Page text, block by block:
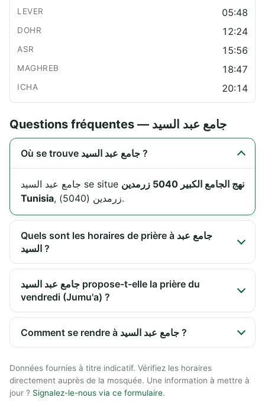
05:48
12:24
15:56
18:47
20:14
Questions fréquentes — جامع عبد السيد
Où se trouve جامع عبد السيد ?
جامع عبد السيد se situe نهج الجامع الكبير 5040 زرمدين
Tunisia
, زرمدين (5040).
Quels sont les horaires de prière à جامع عبد
السيد ?
جامع عبد السيد propose-t-elle la prière du
vendredi (Jumu'a) ?
Comment se rendre à جامع عبد السيد ?
Données fournies à titre indicatif. Vérifiez les horaires
directement auprès de la mosquée. Une information à mettre à
jour ? Signalez-le-nous via ce formulaire.